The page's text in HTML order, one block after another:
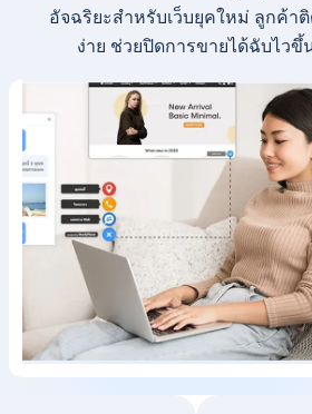
อัจฉริยะสำหรับเว็บยุคใหม่ ลูกค้า
ง่าย ช่วยปิดการขายได้ฉับไวขึ้